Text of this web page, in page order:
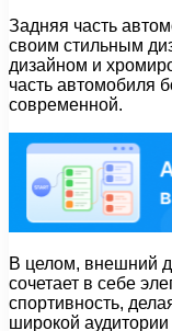
Задняя часть
своим стильным
дизайном и
часть автомобиля
современной.
В целом, внешний
сочетает в себе
спортивность,
широкой